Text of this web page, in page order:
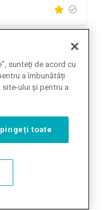
CASS-ul
fi asigurat la
in
pe 25 mai 2025?
in 2025 in
pana pe 25 mai
capitolul 2 si sa
de 2430 de lei
sunteți de acord cu
a îmbunătăți
ului și pentru a
toate